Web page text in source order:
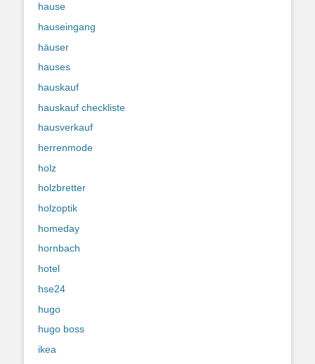
hause
hauseingang
häuser
hauses
hauskauf
hauskauf checkliste
hausverkauf
herrenmode
holz
holzbretter
holzoptik
homeday
hornbach
hotel
hse24
hugo
hugo boss
ikea